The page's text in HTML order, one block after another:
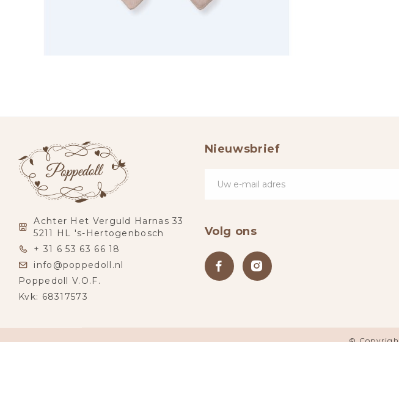
Achter Het Verguld Harnas 33
5211 HL 's-Hertogenbosch
+ 31 6 53 63 66 18
info@poppedoll.nl
Poppedoll V.O.F.
Kvk: 68317573
Nieuwsbrief
Volg ons
©